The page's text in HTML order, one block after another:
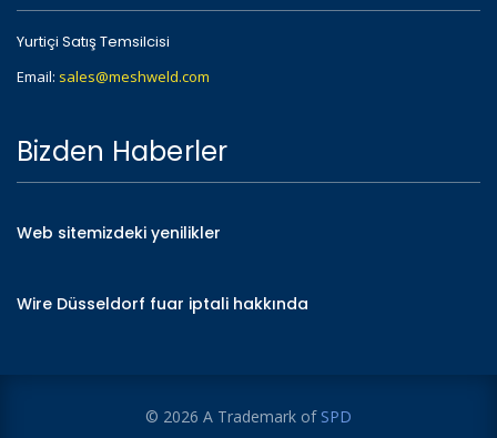
Yurtiçi Satış Temsilcisi
Email: sales@meshweld.com
Bizden Haberler
Web sitemizdeki yenilikler
Wire Düsseldorf fuar iptali hakkında
© 2026 A Trademark of SPD